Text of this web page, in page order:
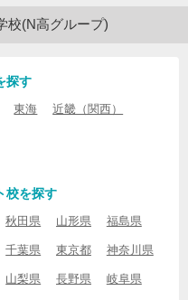
校(N高グループ)
探す
東海 近畿（関西）
校を探す
秋田県 山形県 福島県
千葉県 東京都 神奈川県
山梨県 長野県 岐阜県